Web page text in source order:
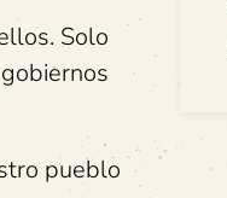
Solo
pueblo